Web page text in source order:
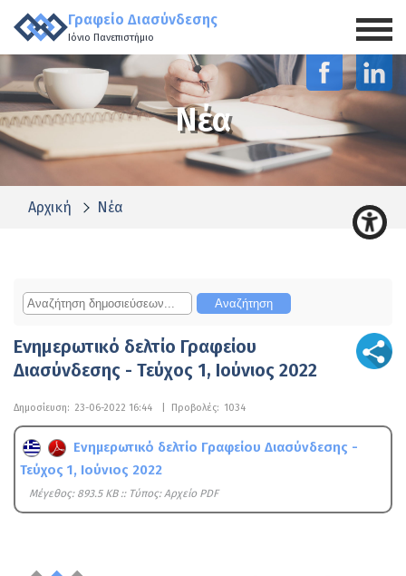
Γραφείο Διασύνδεσης
Ιόνιο Πανεπιστήμιο
Νέα
Αρχική Νέα
Ενημερωτικό δελτίο Γραφείου
Διασύνδεσης - Τεύχος 1, Ιούνιος 2022
Δημοσίευση: 23-06-2022 16:44 Προβολές: 1034
Ενημερωτικό δελτίο Γραφείου Διασύνδεσης -
Τεύχος 1, Ιούνιος 2022
Mέγεθος: 893.5 KB :: Τύπος: Αρχείο PDF